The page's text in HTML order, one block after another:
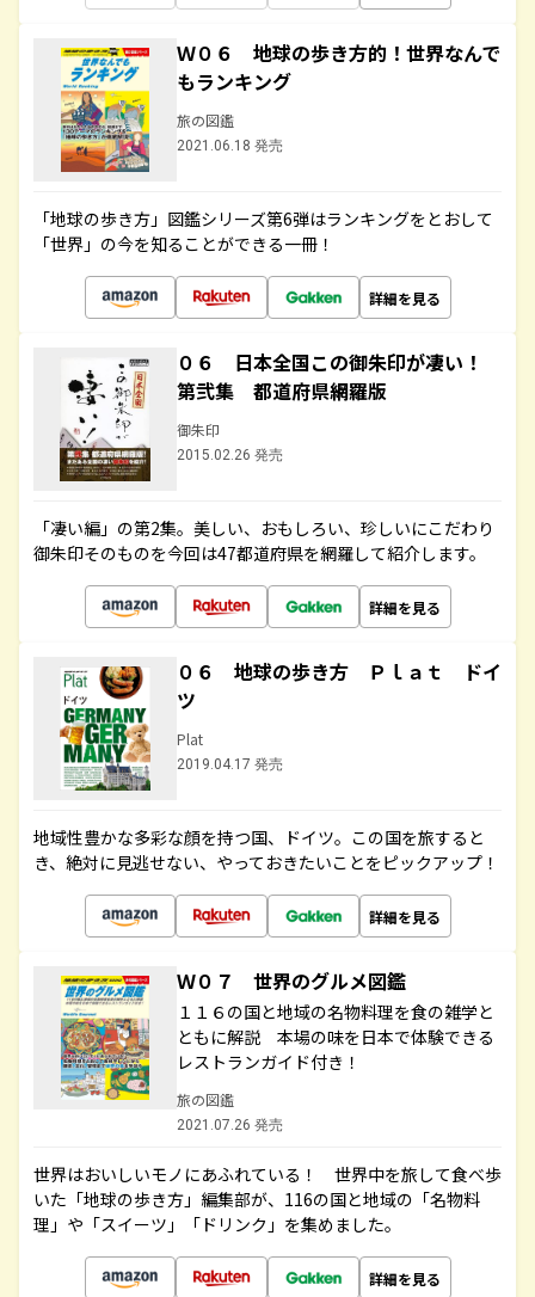
Ｗ０６ 地球の歩き方的！世界なんで
もランキング
旅の図鑑
2021.06.18 発売
「地球の歩き方」図鑑シリーズ第6弾はランキングをとおして
「世界」の今を知ることができる一冊！
詳細を見る
０６ 日本全国この御朱印が凄い！
第弐集 都道府県網羅版
御朱印
2015.02.26 発売
「凄い編」の第2集。美しい、おもしろい、珍しいにこだわり
御朱印そのものを今回は47都道府県を網羅して紹介します。
詳細を見る
０６ 地球の歩き方 Ｐｌａｔ ドイ
ツ
Plat
2019.04.17 発売
地域性豊かな多彩な顔を持つ国、ドイツ。この国を旅すると
き、絶対に見逃せない、やっておきたいことをピックアップ！
詳細を見る
Ｗ０７ 世界のグルメ図鑑
１１６の国と地域の名物料理を食の雑学と
ともに解説 本場の味を日本で体験できる
レストランガイド付き！
旅の図鑑
2021.07.26 発売
世界はおいしいモノにあふれている！ 世界中を旅して食べ歩
いた「地球の歩き方」編集部が、116の国と地域の「名物料
理」や「スイーツ」「ドリンク」を集めました。
詳細を見る